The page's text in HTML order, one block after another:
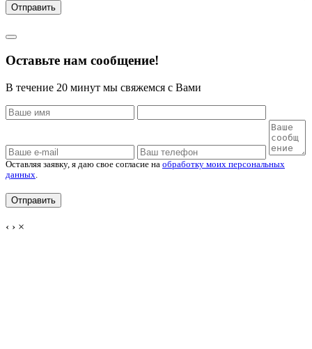
Отправить
Оставьте нам сообщение!
В течение 20 минут мы свяжемся с Вами
Оставляя заявку, я даю свое согласие на обработку моих персональных
данных.
‹ › ×